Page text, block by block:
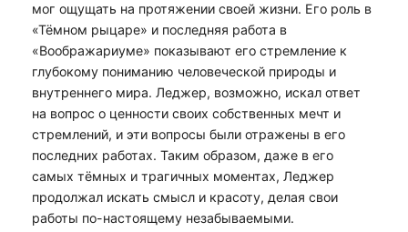
мог ощущать на протяжении своей жизни. Его роль в
«Тёмном рыцаре» и последняя работа в
«Воображариуме» показывают его стремление к
глубокому пониманию человеческой природы и
внутреннего мира. Леджер, возможно, искал ответ
на вопрос о ценности своих собственных мечт и
стремлений, и эти вопросы были отражены в его
последних работах. Таким образом, даже в его
самых тёмных и трагичных моментах, Леджер
продолжал искать смысл и красоту, делая свои
работы по-настоящему незабываемыми.